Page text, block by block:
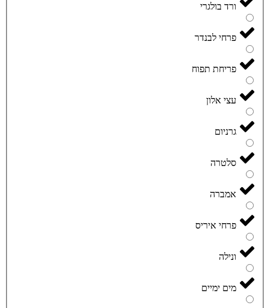
ורד בולגרי
פרחי לבנדר
פריחת תפוח
עצי אלון
גרניום
סלטרה
אמברה
פרחי איריס
ונילה
מים ימיים